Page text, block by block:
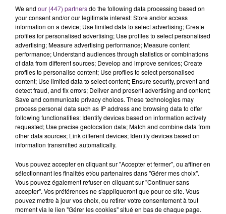
8h13
8h13
TAYLOR SWIFT
I Knew It, I Knew You
8h10
8h10
MAROON 5
What Lovers Do
We and our (447) partnersdo the following data processing based on
your consent and/or our legitimate interest: Store and/or access
information on a device; Use limited data to select advertising; Create
profiles for personalised advertising; Use profiles to select personalised
advertising; Measure advertising performance; Measure content
performance; Understand audiences through statistics or combinations
of data from different sources; Develop and improve services; Create
profiles to personalise content; Use profiles to select personalised
content; Use limited data to select content; Ensure security, prevent and
detect fraud, and fix errors; Deliver and present advertising and content;
Save and communicate privacy choices. These technologies may
process personal data such as IP address and browsing data to offer
following functionalities: Identify devices based on information actively
requested; Use precise geolocation data; Match and combine data from
other data sources; Link different devices; Identify devices based on
information transmitted automatically.
Vous pouvez accepter en cliquant sur "Accepter et fermer", ou affiner en
sélectionnant les finalités et/ou partenaires dans "Gérer mes choix".
Vous pouvez également refuser en cliquant sur "Continuer sans
accepter". Vos préférences ne s'appliqueront que pour ce site. Vous
pouvez mettre à jour vos choix, ou retirer votre consentement à tout
moment via le lien "Gérer les cookies" situé en bas de chaque page.